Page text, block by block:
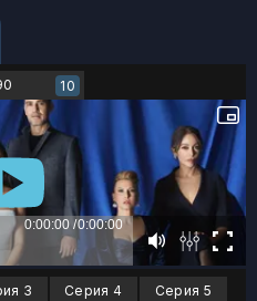
10
3 Серия 4 Серия 5